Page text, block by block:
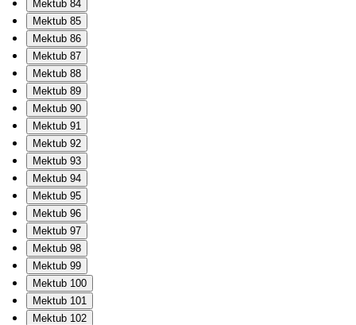
Mektub 84
Mektub 85
Mektub 86
Mektub 87
Mektub 88
Mektub 89
Mektub 90
Mektub 91
Mektub 92
Mektub 93
Mektub 94
Mektub 95
Mektub 96
Mektub 97
Mektub 98
Mektub 99
Mektub 100
Mektub 101
Mektub 102